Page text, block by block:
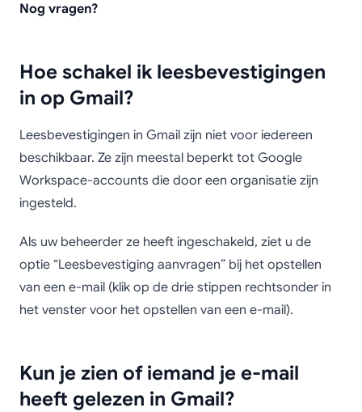
Nog vragen?
Hoe schakel ik leesbevestigingen
in op Gmail?
Leesbevestigingen in Gmail zijn niet voor iedereen
beschikbaar. Ze zijn meestal beperkt tot Google
Workspace-accounts die door een organisatie zijn
ingesteld.
Als uw beheerder ze heeft ingeschakeld, ziet u de
optie “Leesbevestiging aanvragen” bij het opstellen
van een e-mail (klik op de drie stippen rechtsonder in
het venster voor het opstellen van een e-mail).
Kun je zien of iemand je e-mail
heeft gelezen in Gmail?